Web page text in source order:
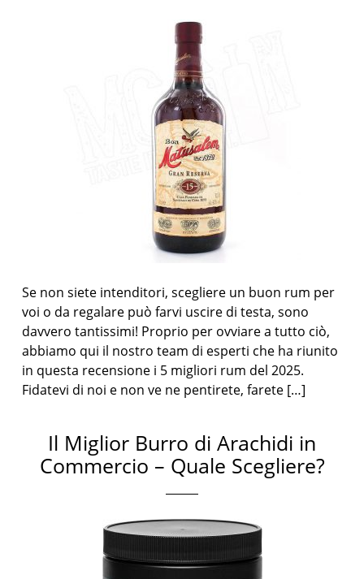
Se non siete intenditori, scegliere un buon rum per
voi o da regalare può farvi uscire di testa, sono
davvero tantissimi! Proprio per ovviare a tutto ciò,
abbiamo qui il nostro team di esperti che ha riunito
in questa recensione i 5 migliori rum del 2025.
Fidatevi di noi e non ve ne pentirete, farete […]
Il Miglior Burro di Arachidi in
Commercio – Quale Scegliere?